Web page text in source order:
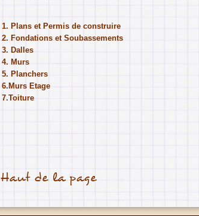
1. Plans et Permis de construire
2. Fondations et Soubassements
3. Dalles
4. Murs
5. Planchers
6. Murs Etage
7.Toiture
Haut de la page